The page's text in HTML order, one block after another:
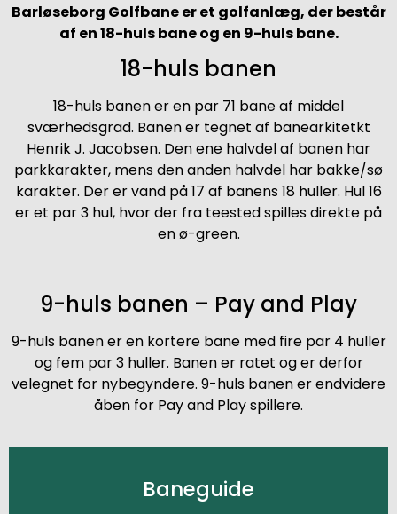
Barløseborg Golfbane er et golfanlæg, der består
af en 18-huls bane og en 9-huls bane.
18-huls banen
18-huls banen er en par 71 bane af middel
sværhedsgrad. Banen er tegnet af banearkitetkt
Henrik J. Jacobsen. Den ene halvdel af banen har
parkkarakter, mens den anden halvdel har bakke/sø
karakter. Der er vand på 17 af banens 18 huller. Hul 16
er et par 3 hul, hvor der fra teested spilles direkte på
en ø-green.
9-huls banen – Pay and Play
9-huls banen er en kortere bane med fire par 4 huller
og fem par 3 huller. Banen er ratet og er derfor
velegnet for nybegyndere. 9-huls banen er endvidere
åben for Pay and Play spillere.
Baneguide